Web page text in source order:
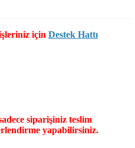
için Destek Hattı
siparişiniz teslim
yapabilirsiniz.